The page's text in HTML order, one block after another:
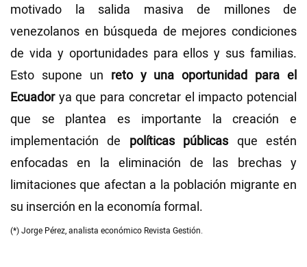
motivado la salida masiva de millones de
venezolanos en búsqueda de mejores condiciones
de vida y oportunidades para ellos y sus familias.
Esto supone un reto y una oportunidad para el
Ecuadorya que para concretar el impacto potencial
que se plantea es importante la creación e
implementación de políticas públicas que estén
enfocadas en la eliminación de las brechas y
limitaciones que afectan a la población migrante en
su inserción en la economía formal.
(*) Jorge Pérez, analista económico Revista Gestión.